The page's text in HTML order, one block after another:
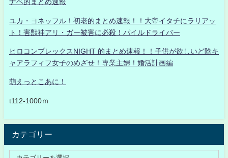
ナベ的まとめ速報
ユカ・ヨネッフル！初老的まとめ速報！！大帝イタチにラリアッ
ト！害獣神アリ・ガー被害に必殺！パイルドライバー
ヒロコンプレックスNIGHT 的まとめ速報！！子供が欲しいど陰キ
ャアラフィフ女子のめざせ！専業主婦！婚活計画編
萌えっとこあに！
t112-1000ｍ
カテゴリー